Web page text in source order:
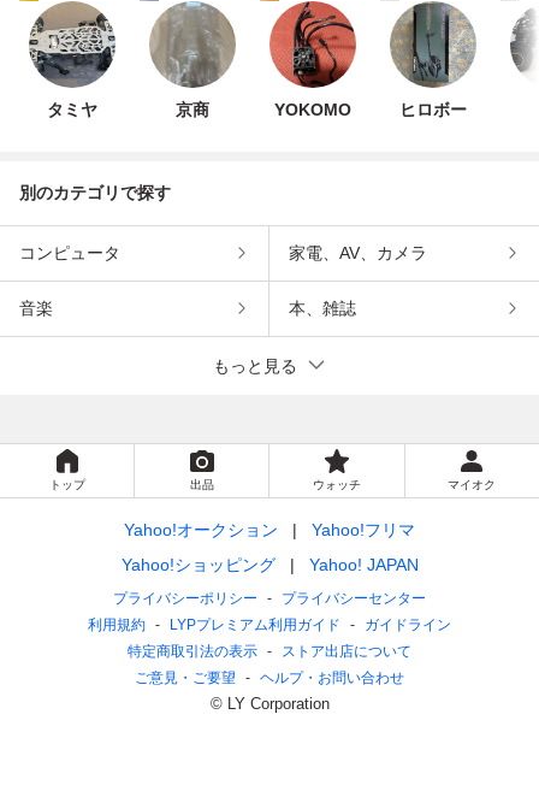
タミヤ 京商 YOKOMO ヒロボー
別のカテゴリで探す
コンピュータ 家電、AV、カメラ
音楽 本、雑誌
もっと見る
トップ 出品 ウォッチ マイオク
Yahoo!オークション
Yahoo!フリマ
Yahoo!ショッピング
Yahoo! JAPAN
プライバシーポリシー
プライバシーセンター
利用規約
LYPプレミアム利用ガイド
ガイドライン
特定商取引法の表示
ストア出店について
ご意見・ご要望
ヘルプ・お問い合わせ
© LY Corporation